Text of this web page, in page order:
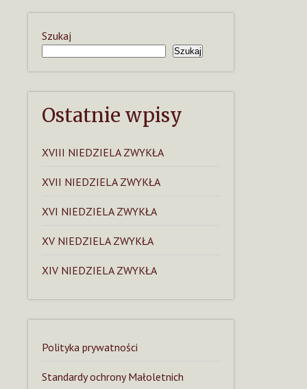
Szukaj
Szukaj
Ostatnie wpisy
XVIII NIEDZIELA ZWYKŁA
XVII NIEDZIELA ZWYKŁA
XVI NIEDZIELA ZWYKŁA
XV NIEDZIELA ZWYKŁA
XIV NIEDZIELA ZWYKŁA
Polityka prywatności
Standardy ochrony Małoletnich